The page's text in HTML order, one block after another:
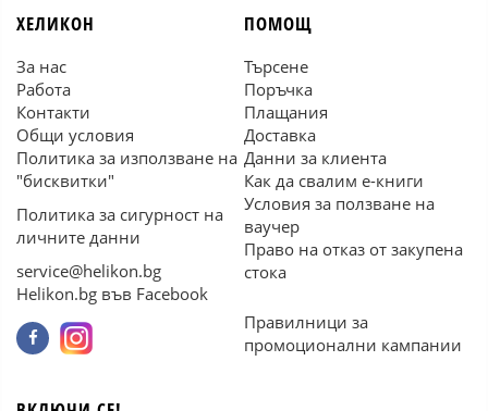
ХЕЛИКОН
За нас
Работа
Контакти
Общи условия
Политика за използване на
"бисквитки"
Политика за сигурност на
личните данни
service@helikon.bg
Helikon.bg във Facebook
ПОМОЩ
Търсене
Поръчка
Плащания
Доставка
Данни за клиента
Как да свалим е-книги
Условия за ползване на
ваучер
Право на отказ от закупена
стока
Правилници за
промоционални кампании